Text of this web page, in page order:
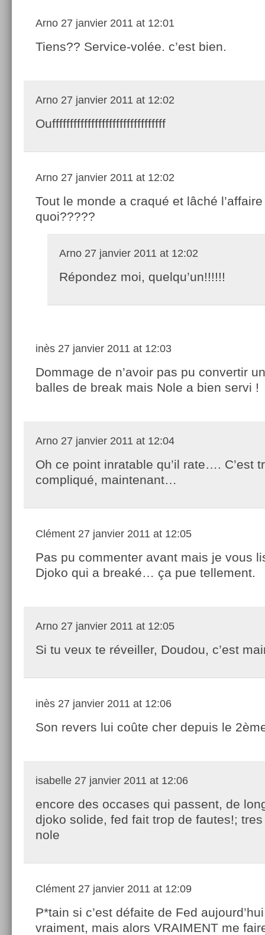
Arno 27 janvier 2011 at 12:01
Tiens?? Service-volée. c’est bien.
Arno 27 janvier 2011 at 12:02
Ouffffffffffffffffffffffffffffffff
Arno 27 janvier 2011 at 12:02
Tout le monde a craqué et lâché
quoi?????
Arno 27 janvier 2011 at 12:02
Répondez moi, quelqu’un!!!!!!
inès 27 janvier 2011 at 12:03
Dommage de n’avoir pas pu convertir
balles de break mais Nole a bien servi !
Arno 27 janvier 2011 at 12:04
Oh ce point inratable qu’il rate…. C’est
compliqué, maintenant…
Clément 27 janvier 2011 at 12:05
Pas pu commenter avant mais je vous
Djoko qui a breaké… ça pue tellement.
Arno 27 janvier 2011 at 12:05
Si tu veux te réveiller, Doudou, c’est
inès 27 janvier 2011 at 12:06
Son revers lui coûte cher depuis le
isabelle 27 janvier 2011 at 12:06
encore des occases qui passent, de
djoko solide, fed fait trop de fautes!;
nole
Clément 27 janvier 2011 at 12:09
P*tain si c’est défaite de Fed
vraiment, mais alors VRAIMENT me